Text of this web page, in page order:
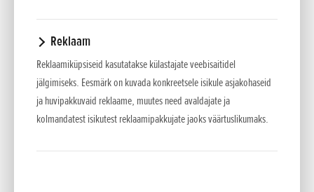
Reklaam
Reklaamiküpsiseid kasutatakse külastajate veebisaitidel
jälgimiseks. Eesmärk on kuvada konkreetsele isikule asjakohaseid
ja huvipakkuvaid reklaame, muutes need avaldajate ja
kolmandatest isikutest reklaamipakkujate jaoks väärtuslikumaks.
Nissini neljakolvilisi esipidurisadulaid. Uued tiivakesed
säilitavad surujõudu, aga 10% väiksema segamismomendiga
kurvis. Sõiduasend pakub juhile paremat kontrolli
mootorratta üle. Värviline TFT näidikupaneel võimaldab
intuitiivselt sõidurežiime juhtida ning võimsust,
mootorpidurdust, HSTC-d ja tagarattal sõitmise abisüsteemi
võimsust ja käike arvestades üle vaadatud. Kurvis toimiv ABS